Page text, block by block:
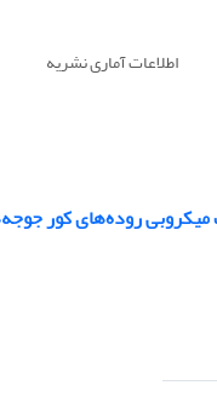
اطلاعات آماری نشریه